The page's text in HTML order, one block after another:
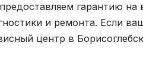
гарантию на
и ремонта. Если
центр в